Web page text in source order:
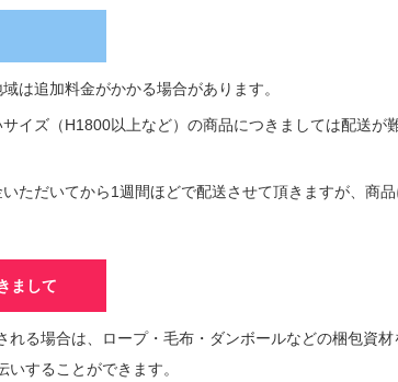
は追加料金がかかる場合があります。
イズ（H1800以上など）の商品につきましては配送が
ただいてから1週間ほどで配送させて頂きますが、商
まして
れる場合は、ロープ・毛布・ダンボールなどの梱包資材
いすることができます。